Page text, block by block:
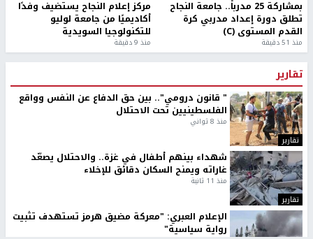
بمشاركة 25 مدرباً.. جامعة النجاح
تطلق دورة إعداد مدربي كرة
القدم المستوى (C)
منذ 51 دقيقة
مركز إعلام النجاح يستضيف وفدًا
أكاديميًا من جامعة لوليو
للتكنولوجيا السويدية
منذ 9 دقيقة
تقارير
تقارير
" قانون درومي".. بين حق الدفاع عن النفس وواقع
الفلسطينيين تحت الاحتلال
منذ 8 ثواني
تقارير
شهداء بينهم أطفال في غزة.. والاحتلال يصعّد
غاراته ويمنح السكان دقائق للإخلاء
منذ 11 ثانية
الإعلام العبري: "معركة مضيق هرمز تستهدف تثبيت
رواية سياسية"